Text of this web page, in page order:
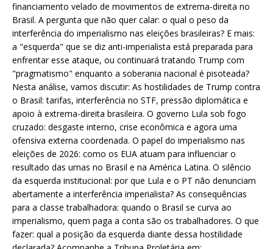
financiamento velado de movimentos de extrema-direita no
Brasil. A pergunta que não quer calar: o qual o peso da
interferência do imperialismo nas eleições brasileiras? E mais:
a "esquerda" que se diz anti-imperialista está preparada para
enfrentar esse ataque, ou continuará tratando Trump com
"pragmatismo" enquanto a soberania nacional é pisoteada?
Nesta análise, vamos discutir: As hostilidades de Trump contra
o Brasil: tarifas, interferência no STF, pressão diplomática e
apoio à extrema-direita brasileira. O governo Lula sob fogo
cruzado: desgaste interno, crise econômica e agora uma
ofensiva externa coordenada. O papel do imperialismo nas
eleições de 2026: como os EUA atuam para influenciar o
resultado das urnas no Brasil e na América Latina. O silêncio
da esquerda institucional: por que Lula e o PT não denunciam
abertamente a interferência imperialista? As consequências
para a classe trabalhadora: quando o Brasil se curva ao
imperialismo, quem paga a conta são os trabalhadores. O que
fazer: qual a posição da esquerda diante dessa hostilidade